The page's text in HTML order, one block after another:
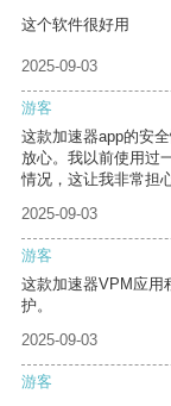
这个软件很好用
2025-09-03
游客
这款加速器app的安
放心。我以前使用过
情况，这让我非常担心
2025-09-03
游客
这款加速器VPM应用
护。
2025-09-03
游客